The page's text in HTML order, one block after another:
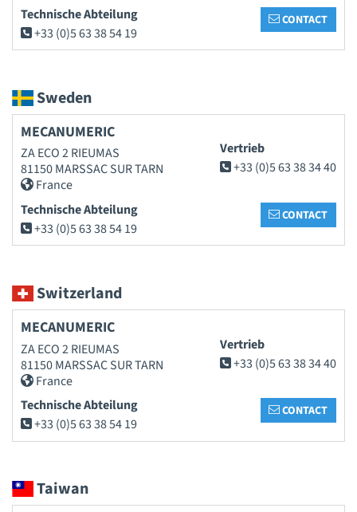
Technische Abteilung
+33 (0)5 63 38 54 19
CONTACT
Sweden
MECANUMERIC
ZA ECO 2 RIEUMAS
81150 MARSSAC SUR TARN
France
Vertrieb
+33 (0)5 63 38 34 40
Technische Abteilung
+33 (0)5 63 38 54 19
CONTACT
Switzerland
MECANUMERIC
ZA ECO 2 RIEUMAS
81150 MARSSAC SUR TARN
France
Vertrieb
+33 (0)5 63 38 34 40
Technische Abteilung
+33 (0)5 63 38 54 19
CONTACT
Taiwan